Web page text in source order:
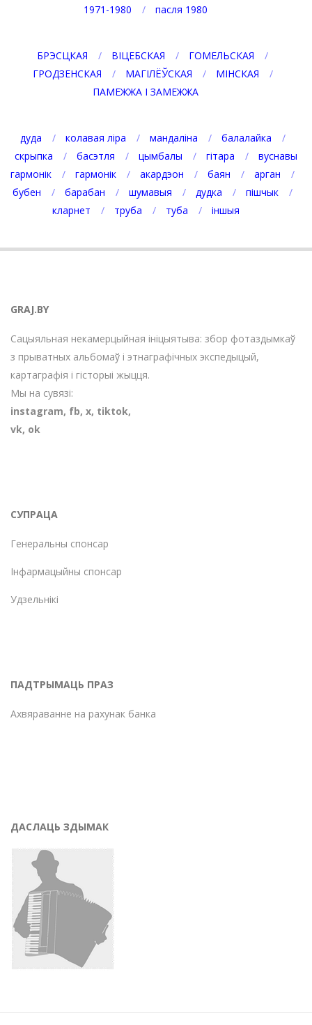
1971-1980
пасля 1980
БРЭСЦКАЯ ВІЦЕБСКАЯ
ГОМЕЛЬСКАЯ
ГРОДЗЕНСКАЯ
МАГІЛЁЎСКАЯ
МІНСКАЯ
ПАМЕЖЖА І ЗАМЕЖЖА
дуда колавая ліра мандаліна
балалайка
скрыпка
басэтля цымбалы гітара
вуснавы
гармонік
гармонік акардэон баян
арган
бубен
барабан шумавыя дудка
пішчык
кларнет
труба туба іншыя
GRAJ.BY
Сацыяльная некамерцыйная ініцыятыва: збор фотаздымкаў
з прыватных альбомаў і этнаграфічных экспедыцый,
картаграфія і гісторыі жыцця.
Мы на сувязі:
instagram, fb, х, tiktok,
vk, ok
СУПРАЦА
Генеральны спонсар
Інфармацыйны спонсар
Удзельнікі
ПАДТРЫМАЦЬ ПРАЗ
Ахвяраванне на рахунак банка
ДАСЛАЦЬ ЗДЫМАК